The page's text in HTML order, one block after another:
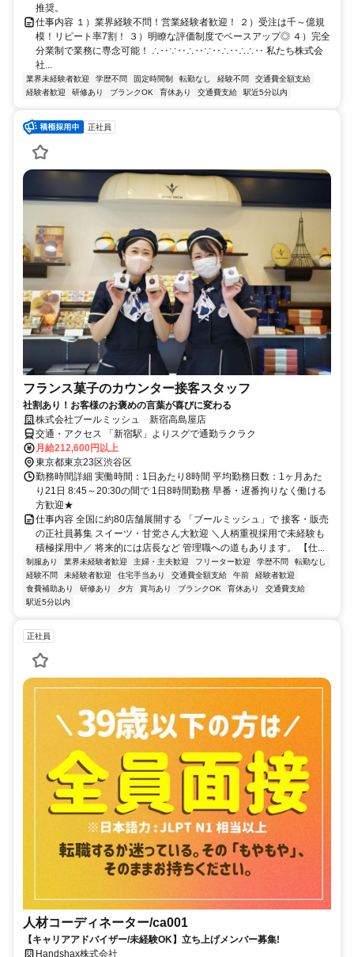
推奨。
仕事内容 １）業界経験不問！営業経験者歓迎！ ２）受注は千～億規
模！リピート率7割！ ３）明瞭な評価制度でベースアップ◎ ４）完全
分業制で業務に専念可能！ ∴‥∵‥∴‥∵‥∴‥∴∴‥ 私たち株式会
社...
業界未経験者歓迎 学歴不問 固定時間制 転勤なし 経験不問
交通費全額支給
経験者歓迎
研修あり ブランクOK 育休あり 交通費支給 駅近5分以内
正社員
フランス菓子のカウンター接客スタッフ
社割あり！お客様のお褒めの言葉が喜びに変わる
株式会社ブールミッシュ 新宿高島屋店
交通・アクセス 「新宿駅」よりスグで通勤ラクラク
月給212,600円以上
東京都東京23区渋谷区
勤務時間詳細 実働時間：1日あたり8時間 平均勤務日数：1ヶ月あた
り21日 8:45～20:30の間で 1日8時間勤務 早番・遅番拘りなく働ける
方歓迎★
仕事内容 全国に約80店舗展開する 「ブールミッシュ」で 接客・販売
の正社員募集 スイーツ・甘党さん大歓迎 ＼人柄重視採用で未経験も
積極採用中／ 将来的には店長など 管理職への道もあります。 【仕...
制服あり 業界未経験者歓迎 主婦・主夫歓迎 フリーター歓迎 学歴不問
転勤なし
経験不問
未経験者歓迎 住宅手当あり 交通費全額支給 午前
経験者歓迎
食費補助あり
研修あり 夕方 賞与あり ブランクOK 育休あり
交通費支給
駅近5分以内
正社員
人材コーディネーター/ca001
【キャリアアドバイザー/未経験OK】立ち上げメンバー募集!
Handshax株式会社